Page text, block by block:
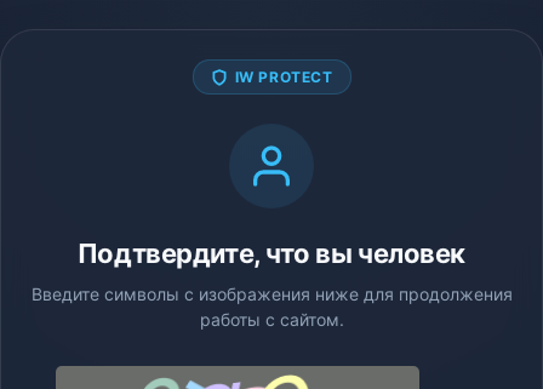
IW PROTECT
Подтвердите, что вы человек
Введите символы с изображения ниже для продолжения
работы с сайтом.